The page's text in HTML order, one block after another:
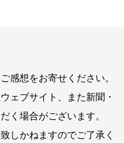
感想をお寄せください。
ェブサイト、また新聞・
く場合がございます。
しかねますのでご了承く